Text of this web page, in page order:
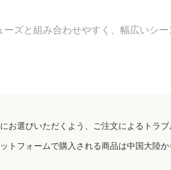
ズと組み合わせやすく、幅広いシー
お選びいただくよう、ご注文によるトラ
トフォームで購入される商品は中国大陸